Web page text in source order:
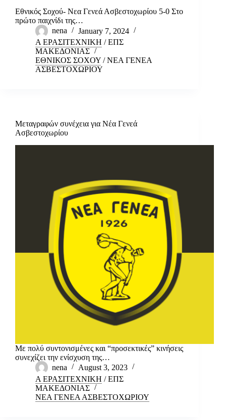
Εθνικός Σοχού- Νεα Γενεά Ασβεστοχωρίου 5-0 Στο
πρώτο παιχνίδι της…
nena
January 7, 2024
Α ΕΡΑΣΙΤΕΧΝΙΚΗ /ΕΠΣ
ΜΑΚΕΔΟΝΙΑΣ
ΕΘΝΙΚΟΣ ΣΟΧΟΥ /ΝΕΑ ΓΕΝΕΑ
ΑΣΒΕΣΤΟΧΩΡΙΟΥ
Μεταγραφών συνέχεια για Νέα Γενεά
Ασβεστοχωρίου
Με πολύ συντονισμένες και “προσεκτικές” κινήσεις
συνεχίζει την ενίσχυση της…
nena
August 3, 2023
Α ΕΡΑΣΙΤΕΧΝΙΚΗ /ΕΠΣ
ΜΑΚΕΔΟΝΙΑΣ
ΝΕΑ ΓΕΝΕΑ ΑΣΒΕΣΤΟΧΩΡΙΟΥ